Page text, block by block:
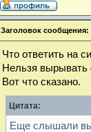
Заголовок сообщения:
Что ответить на
Нельзя вырывать
Вот что сказано.
Цитата:
Еще слышали